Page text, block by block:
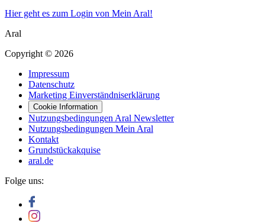
Hier geht es zum Login von Mein Aral!
Aral
Copyright © 2026
Impressum
Datenschutz
Marketing Einverständniserklärung
Cookie Information
Nutzungsbedingungen Aral Newsletter
Nutzungsbedingungen Mein Aral
Kontakt
Grundstückakquise
aral.de
Folge uns: